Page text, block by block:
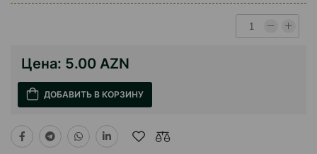
Цена: 5.00 AZN
ДОБАВИТЬ В КОРЗИНУ